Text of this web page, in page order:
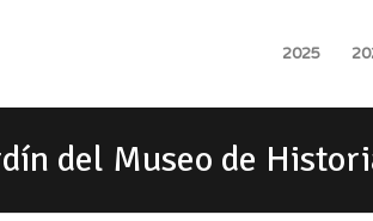
2025
del Museo de